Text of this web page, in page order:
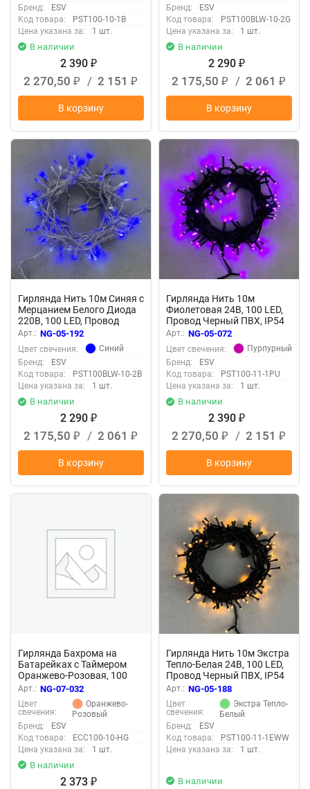
Бренд:
ESV
Код товара:
PST100-10-1B
Цена указана за:
1 шт.
В наличии
2 390 ₽
2 270,50 ₽ / 2 151 ₽
В корзину
Бренд:
ESV
Код товара:
PST100BLW-10-2G
Цена указана за:
1 шт.
В наличии
2 290 ₽
2 175,50 ₽ / 2 061 ₽
В корзину
Гирлянда Нить 10м Синяя с
Мерцанием Белого Диода
220В, 100 LED, Провод
Прозрачный ПВХ, IP54
Арт.: NG-05-192
Цвет свечения:
Синий
Бренд:
ESV
Код товара:
PST100BLW-10-2B
Цена указана за:
1 шт.
В наличии
2 290 ₽
2 175,50 ₽ / 2 061 ₽
В корзину
Гирлянда Нить 10м
Фиолетовая 24В, 100 LED,
Провод Черный ПВХ, IP54
Арт.: NG-05-072
Цвет свечения:
Пурпурный
Бренд:
ESV
Код товара:
PST100-11-1PU
Цена указана за:
1 шт.
В наличии
2 390 ₽
2 270,50 ₽ / 2 151 ₽
В корзину
Гирлянда Бахрома на
Батарейках с Таймером
Оранжево-Розовая, 100
LED, Провод Прозрачный
Силикон, IP65
Арт.: NG-07-032
Цвет
свечения:
Оранжево-
Розовый
Бренд:
ESV
Код товара:
ECC100-10-HG
Цена указана за:
1 шт.
В наличии
2 373 ₽
Гирлянда Нить 10м Экстра
Тепло-Белая 24В, 100 LED,
Провод Черный ПВХ, IP54
Арт.: NG-05-188
Цвет
свечения:
Экстра Тепло-
Белый
Бренд:
ESV
Код товара:
PST100-11-1EWW
Цена указана за:
1 шт.
В наличии